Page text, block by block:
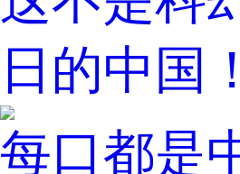
日的中国！
每口都是